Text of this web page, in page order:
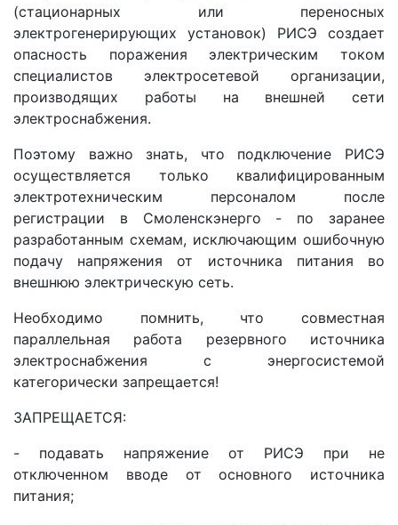
(стационарных или переносных
электрогенерирующих установок) РИСЭ создает
опасность поражения электрическим током
специалистов электросетевой организации,
производящих работы на внешней сети
электроснабжения.
Поэтому важно знать, что подключение РИСЭ
осуществляется только квалифицированным
электротехническим персоналом после
регистрации в Смоленскэнерго - по заранее
разработанным схемам, исключающим ошибочную
подачу напряжения от источника питания во
внешнюю электрическую сеть.
Необходимо помнить, что совместная
параллельная работа резервного источника
электроснабжения с энергосистемой
категорически запрещается!
ЗАПРЕЩАЕТСЯ:
- подавать напряжение от РИСЭ при не
отключенном вводе от основного источника
питания;